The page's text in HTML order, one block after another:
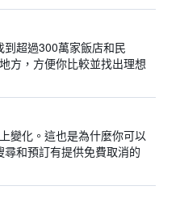
超過300萬家飯店和民
方，方便你比較並找出理想
變化。這也是為什麼你可以
和預訂有提供免費取消的